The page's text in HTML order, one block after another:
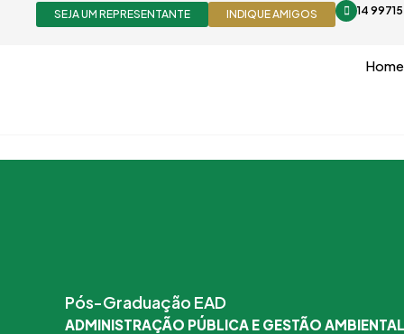
SEJA UM REPRESENTANTE INDIQUE AMIGOS 14
Home
Pós-Graduação EAD
ADMINISTRAÇÃO PÚBLICA E GESTÃO AMBIENTAL